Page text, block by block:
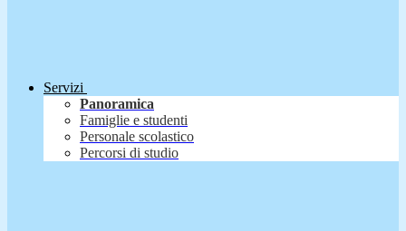
Servizi
Panoramica
Famiglie e studenti
Personale scolastico
Percorsi di studio